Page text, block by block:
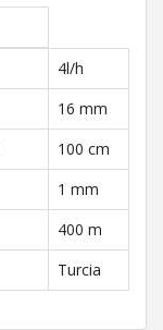
4l/h
16 mm
100 cm
1 mm
400 m
Turcia